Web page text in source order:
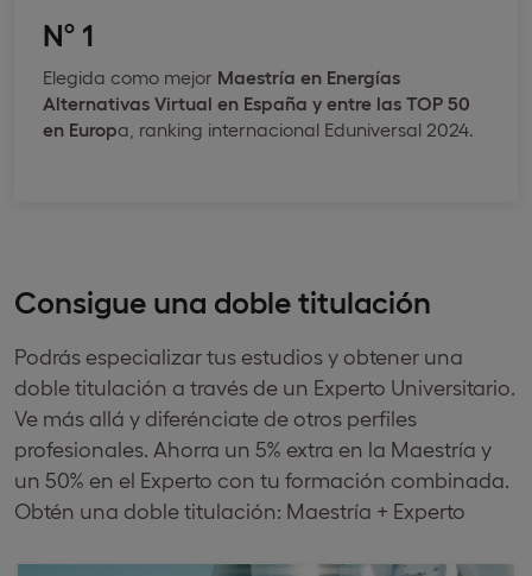
Nº 1
Elegida como mejor Maestría en Energías
Alternativas Virtual en España y entre las TOP 50
en Europa, ranking internacional Eduniversal 2024.
Consigue una doble titulación
Podrás especializar tus estudios y obtener una
doble titulación a través de un Experto Universitario.
Ve más allá y diferénciate de otros perfiles
profesionales. Ahorra un 5% extra en la Maestría y
un 50% en el Experto con tu formación combinada.
Obtén una doble titulación: Maestría + Experto